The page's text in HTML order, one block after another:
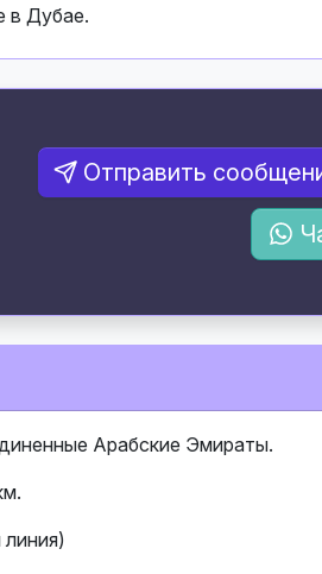
в Дубае.
Отправить
Арабские Эмираты.